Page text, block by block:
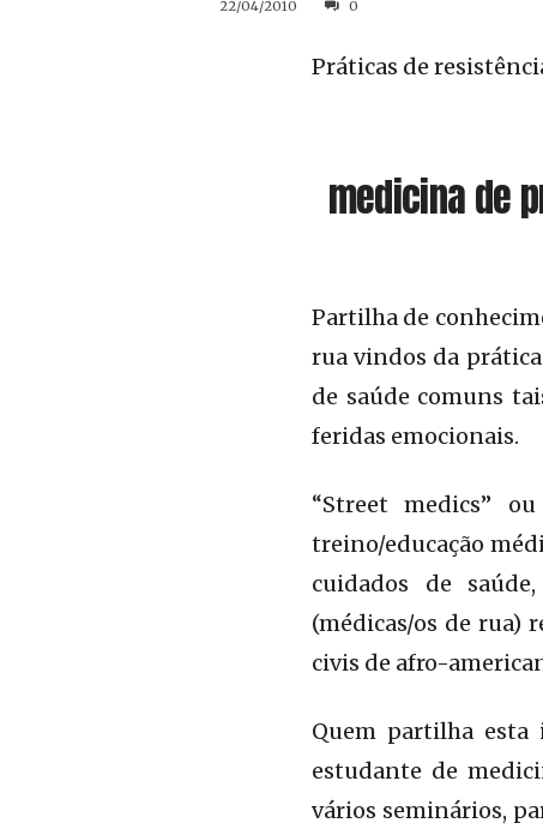
22/04/2010 0
Práticas de
medicina de
Partilha de
rua vindos da
de saúde comuns
feridas emocionais.
“Street medics”
treino/educação
cuidados de
(médicas/os de rua)
civis de afro-
Quem partilha esta
estudante de
vários seminários,